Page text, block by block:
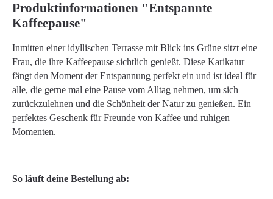
Produktinformationen "Entspannte
Kaffeepause"
Inmitten einer idyllischen Terrasse mit Blick ins Grüne sitzt eine
Frau, die ihre Kaffeepause sichtlich genießt. Diese Karikatur
fängt den Moment der Entspannung perfekt ein und ist ideal für
alle, die gerne mal eine Pause vom Alltag nehmen, um sich
zurückzulehnen und die Schönheit der Natur zu genießen. Ein
perfektes Geschenk für Freunde von Kaffee und ruhigen
Momenten.
So läuft deine Bestellung ab: